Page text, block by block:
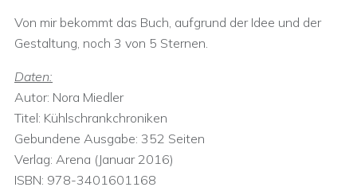
Von mir bekommt das Buch, aufgrund der Idee und der
Gestaltung, noch 3 von 5 Sternen.
Daten:
Autor: Nora Miedler
Titel: Kühlschrankchroniken
Gebundene Ausgabe: 352 Seiten
Verlag: Arena (Januar 2016)
ISBN: 978-3401601168